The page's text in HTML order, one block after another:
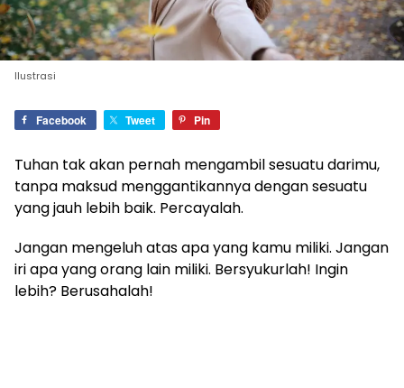
Ilustrasi
Facebook Tweet Pin
Tuhan tak akan pernah mengambil sesuatu darimu,
tanpa maksud menggantikannya dengan sesuatu
yang jauh lebih baik. Percayalah.
Jangan mengeluh atas apa yang kamu miliki. Jangan
iri apa yang orang lain miliki. Bersyukurlah! Ingin
lebih? Berusahalah!